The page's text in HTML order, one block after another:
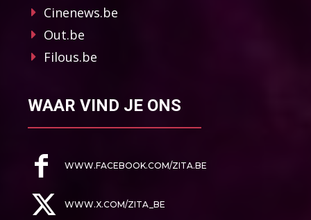
Cinenews.be
Out.be
Filous.be
WAAR VIND JE ONS
WWW.FACEBOOK.COM/ZITA.BE
WWW.X.COM/ZITA_BE